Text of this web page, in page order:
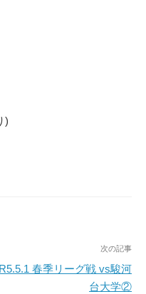
)
次の記事
R5.5.1 春季リーグ戦 vs駿河
台大学②